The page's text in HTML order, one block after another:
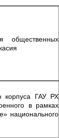
общественных
корпуса ГАУ РХ
в рамках
национального